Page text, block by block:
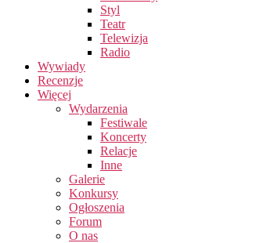
Styl
Teatr
Telewizja
Radio
Wywiady
Recenzje
Więcej
Wydarzenia
Festiwale
Koncerty
Relacje
Inne
Galerie
Konkursy
Ogłoszenia
Forum
O nas